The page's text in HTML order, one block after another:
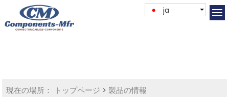
ja
現在の場所： トップページ >製品の情報